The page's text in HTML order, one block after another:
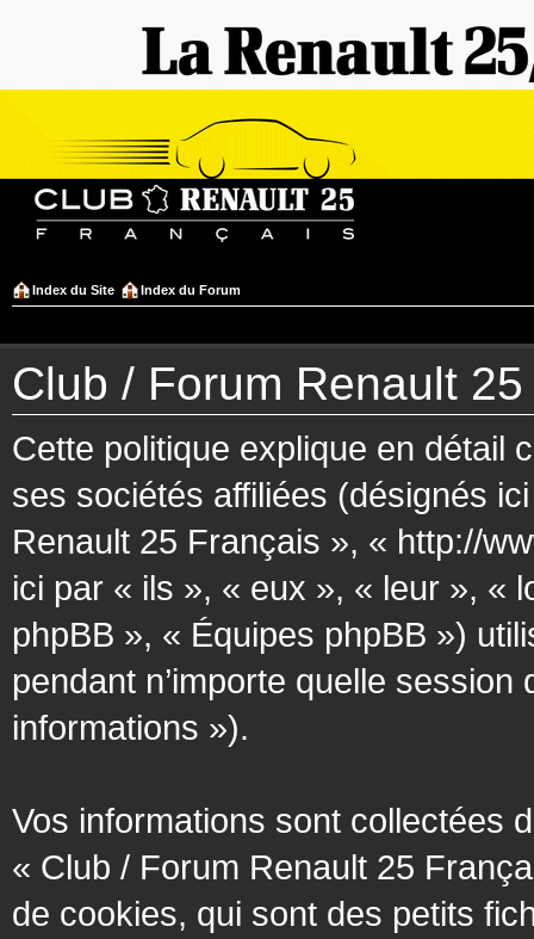
Index du Site Index du Forum
Club / Forum Renault
Cette politique explique en détail
ses sociétés affiliées (désignés
Renault 25 Français », « http://
ici par « ils », « eux », « leur », «
phpBB », « Équipes phpBB »)
pendant n’importe quelle
informations »).
Vos informations sont collectées
« Club / Forum Renault 25
de cookies, qui sont des petits